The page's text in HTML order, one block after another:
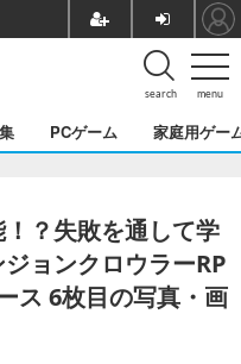
menu
search
PCゲーム 家庭用ゲー
？失敗を通して学
ョンクロウラーRP
ス 6枚目の写真・画